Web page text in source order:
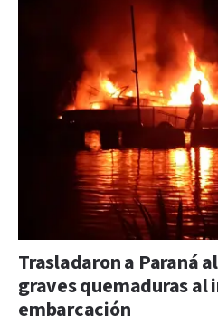
Trasladaron a Paraná
graves quemaduras al
embarcación